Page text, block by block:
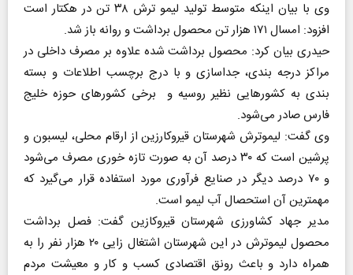
وی با بیان اینکه متوسط تولید لیمو ترش ۳۸ تن در هکتار است
افزود: امسال ۱۷۱ هزار تن محصول برداشت و روانه باز شد.
حیدری بیان کرد: محصول برداشت شده علاوه بر مصرف داخلی در
مراکز درجه بندی، جداسازی و با درج برچسب اطلاعات و بسته
بندی به کشور‌هایی نظیر روسیه و برخی کشورهای حوزه خلیج
فارس صادر می‌شود.
وی گفت: لیموترش شهرستان قیروکارزین از ارقام محلی، لیسبون و
پرشین است که ۳۰ درصد آن به صورت تازه خوری مصرف می‌شود
و ۷۰ درصد دیگر در صنایع فرآوری مورد استفاده قرار می‌گیرد که
مهمترین آن استحصال آب لیمو است.
مدیر جهاد کشاورزی شهرستان قیروکازین گفت: فصل برداشت
محصول لیموترش در این شهرستان اشتغال زایی ۲۰ هزار نفر را به
همراه دارد و باعث رونق اقتصادی کسب و کار و معیشت مردم